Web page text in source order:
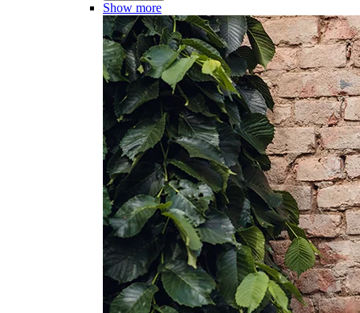
Show more